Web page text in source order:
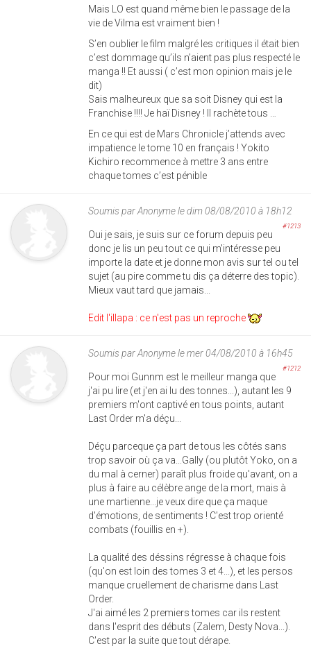
Mais LO est quand même bien le passage de la
vie de Vilma est vraiment bien !
S’en oublier le film malgré les critiques il était bien
c’est dommage qu’ils n’aient pas plus respecté le
manga !! Et aussi ( c’est mon opinion mais je le
dit)
Sais malheureux que sa soit Disney qui est la
Franchise !!!! Je haï Disney ! Il rachète tous …
En ce qui est de Mars Chronicle j’attends avec
impatience le tome 10 en français ! Yokito
Kichiro recommence à mettre 3 ans entre
chaque tomes c’est pénible
Soumis parAnonymele dim 08/08/2010 à 18h12
#1213
Oui je sais, je suis sur ce forum depuis peu
donc je lis un peu tout ce qui m'intéresse peu
importe la date et je donne mon avis sur tel ou tel
sujet (au pire comme tu dis ça déterre des topic).
Mieux vaut tard que jamais...
Edit l'illapa : ce n'est pas un reproche
Soumis parAnonymele mer 04/08/2010 à 16h45
#1212
Pour moi Gunnm est le meilleur manga que
j'ai pu lire (et j'en ai lu des tonnes...), autant les 9
premiers m'ont captivé en tous points, autant
Last Order m'a déçu...
Déçu parceque ça part de tous les côtés sans
trop savoir où ça va...Gally (ou plutôt Yoko, on a
du mal à cerner) paraît plus froide qu'avant, on a
plus à faire au célèbre ange de la mort, mais à
une martienne...je veux dire que ça maque
d'émotions, de sentiments ! C'est trop orienté
combats (fouillis en +).
La qualité des déssins régresse à chaque fois
(qu'on est loin des tomes 3 et 4...), et les persos
manque cruellement de charisme dans Last
Order.
J'ai aimé les 2 premiers tomes car ils restent
dans l'esprit des débuts (Zalem, Desty Nova...).
C'est par la suite que tout dérape.